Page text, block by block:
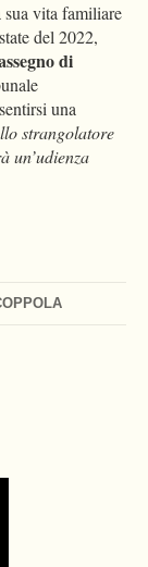
vita familiare
del 2022,
di
una
strangolatore
un’udienza